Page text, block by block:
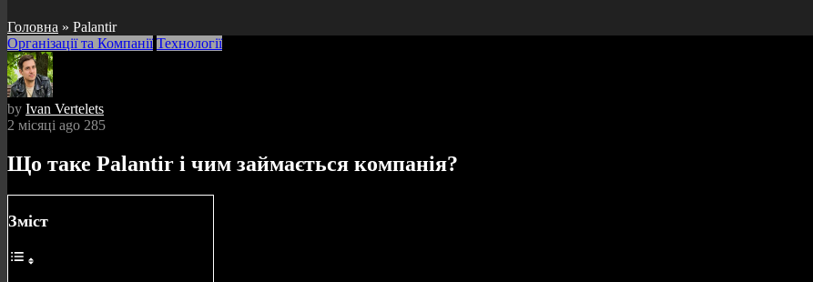
Головна » Palantir
Організації та Компанії Технології
by Ivan Vertelets
2 місяці ago 285
Що таке Palantir і чим займається компанія?
Зміст